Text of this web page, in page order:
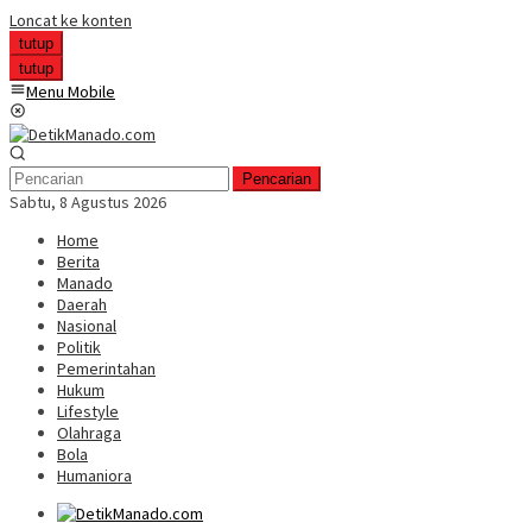
Loncat ke konten
tutup
tutup
Menu Mobile
Pencarian
Sabtu, 8 Agustus 2026
Home
Berita
Manado
Daerah
Nasional
Politik
Pemerintahan
Hukum
Lifestyle
Olahraga
Bola
Humaniora